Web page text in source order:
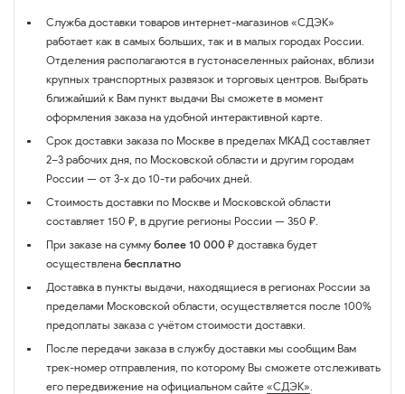
Служба доставки товаров интернет-магазинов «СДЭК»
работает как в самых больших, так и в малых городах России.
Отделения располагаются в густонаселенных районах, вблизи
крупных транспортных развязок и торговых центров. Выбрать
ближайший к Вам пункт выдачи Вы сможете в момент
оформления заказа на удобной интерактивной карте.
Срок доставки заказа по Москве в пределах МКАД составляет
2–3 рабочих дня, по Московской области и другим городам
России — от 3-х до 10-ти рабочих дней.
Стоимость доставки по Москве и Московской области
составляет 150 ₽, в другие регионы России — 350 ₽.
При заказе на сумму более 10 000 ₽ доставка будет
осуществлена бесплатно
Доставка в пункты выдачи, находящиеся в регионах России за
пределами Московской области, осуществляется после 100%
предоплаты заказа с учётом стоимости доставки.
После передачи заказа в службу доставки мы сообщим Вам
трек-номер отправления, по которому Вы сможете отслеживать
его передвижение на официальном сайте «СДЭК».